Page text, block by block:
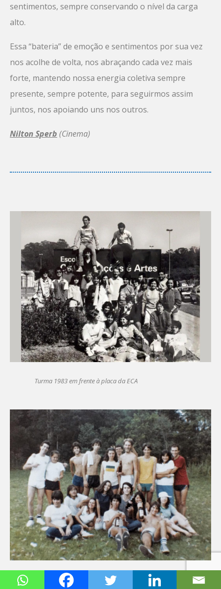
sentimentos, sempre conservando o nível da carga
alto.
Essa “bateria” de emoção e sentimentos por sua vez
nos acolhe de volta, nos abraçando cada vez mais
forte, mantendo nossa energia coletiva sempre
presente, sempre potente, para seguirmos assim
juntos, nos apoiando uns nos outros.
Nilton Sperb (Cinema)
Turma 1983 em frente à placa da ECA
Churrasco da turma em 1984: tradição que se manteve